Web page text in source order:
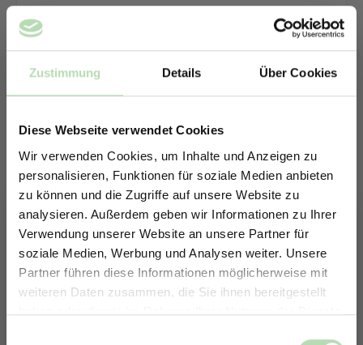
Zustimmung Details Über Cookies
Diese Webseite verwendet Cookies
Wir verwenden Cookies, um Inhalte und Anzeigen zu
personalisieren, Funktionen für soziale Medien anbieten
zu können und die Zugriffe auf unsere Website zu
analysieren. Außerdem geben wir Informationen zu Ihrer
Verwendung unserer Website an unsere Partner für
soziale Medien, Werbung und Analysen weiter. Unsere
Partner führen diese Informationen möglicherweise mit
weiteren Daten zusammen, die Sie ihnen bereitgestellt
haben oder die sie im Rahmen Ihrer Nutzung der Dienste
ERHALTE 5% RABATT AUF
DEINE RÜCKWÄNDE